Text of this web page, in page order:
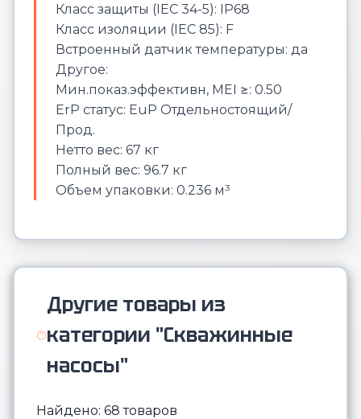
Класс защиты (IEC 34-5): IP68
Класс изоляции (IEC 85): F
Встроенный датчик температуры: да
Другое:
Мин.показ.эффективн, MEI ≥: 0.50
ErP статус: EuP Отдельностоящий/
Прод.
Нетто вес: 67 кг
Полный вес: 96.7 кг
Объем упаковки: 0.236 м³
Другие товары из
категории "Скважинные
насосы"
Найдено: 68 товаров